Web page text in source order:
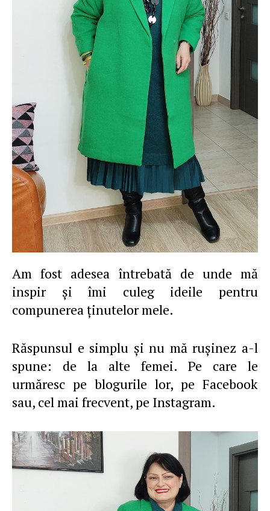
Am fost adesea întrebată de unde mă
inspir şi îmi culeg ideile pentru
compunerea ţinutelor mele.
Răspunsul e simplu şi nu mă ruşinez a-l
spune: de la alte femei. Pe care le
urmăresc pe blogurile lor, pe Facebook
sau, cel mai frecvent, pe Instagram.